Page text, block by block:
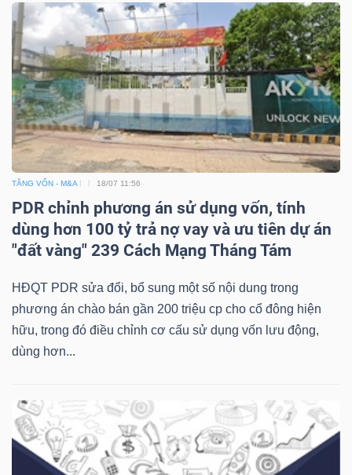
TĂNG VỐN - M&A 18/07 11:56
PDR chỉnh phương án sử dụng vốn, tính
dùng hơn 100 tỷ trả nợ vay và ưu tiên dự án
"đất vàng" 239 Cách Mạng Tháng Tám
HĐQT PDR sửa đổi, bổ sung một số nội dung trong
phương án chào bán gần 200 triệu cp cho cổ đông hiện
hữu, trong đó điều chỉnh cơ cấu sử dụng vốn lưu động,
dùng hơn...